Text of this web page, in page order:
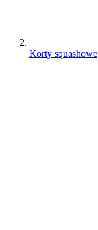
Korty squashowe